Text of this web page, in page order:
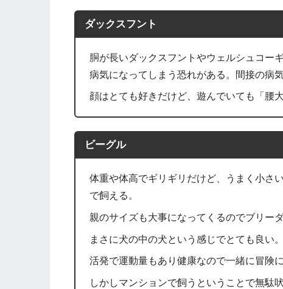
ダックスフント
胴が長いダックスフントやウェルシュコー
病気になってしまう恐れがある。間接の病
顔はとても好きだけど、遊んでいても「腰
ビーグル
体重や体高でギリギリだけど、うまく小さ
で飼える。
親のサイズも大事になってくるのでブリー
まさに犬の中の犬という感じでとても良い。
活発で運動量もあり健康なので一緒に冒険
しかしマンションで飼うということで無駄